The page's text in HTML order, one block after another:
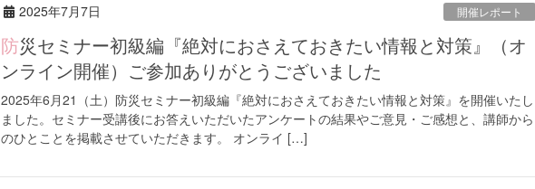
2025年7月7日 開催レポート
防災セミナー初級編『絶対におさえておきたい情報と対策』（オ
ンライン開催）ご参加ありがとうございました
2025年6月21（土）防災セミナー初級編『絶対におさえておきたい情報と対策』を開催いたし
ました。セミナー受講後にお答えいただいたアンケートの結果やご意見・ご感想と、講師から
のひとことを掲載させていただきます。 オンライ […]